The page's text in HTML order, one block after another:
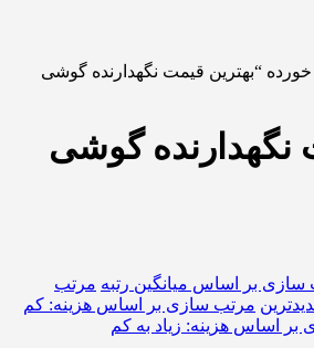
“بهترین قیمت نگهدارنده گوشی
نگهدارنده گوشی
سازی بر اساس میانگین رتبه مرتب
مرتب سازی بر اساس هزینه: کم
اساس هزینه: زیاد به کم